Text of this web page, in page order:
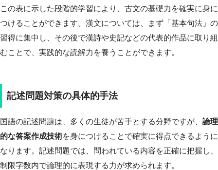
この表に示した段階的学習により、古文の基礎力を確実に身に
つけることができます。漢文については、まず「基本句法」の
習得に集中し、その後で漢詩や史記などの代表的作品に取り組
むことで、実践的な読解力を養うことができます。
記述問題対策の具体的手法
国語の記述問題は、多くの生徒が苦手とする分野ですが、 論理
的な答案作成技術を身につけることで確実に得点できるように
なります。記述問題では、問われている内容を正確に把握し、
制限字数内で論理的に表現する力が求められます。